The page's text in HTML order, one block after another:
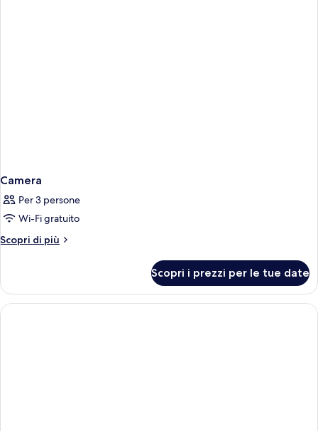
Camera
Per 3 persone
Wi-Fi gratuito
Scopri di più
Altri
Scopri i prezzi per le tue date